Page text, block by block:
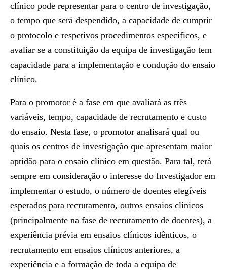
clínico pode representar para o centro de investigação,
o tempo que será despendido, a capacidade de cumprir
o protocolo e respetivos procedimentos específicos, e
avaliar se a constituição da equipa de investigação tem
capacidade para a implementação e condução do ensaio
clínico.
Para o promotor é a fase em que avaliará as três
variáveis, tempo, capacidade de recrutamento e custo
do ensaio. Nesta fase, o promotor analisará qual ou
quais os centros de investigação que apresentam maior
aptidão para o ensaio clínico em questão. Para tal, terá
sempre em consideração o interesse do Investigador em
implementar o estudo, o número de doentes elegíveis
esperados para recrutamento, outros ensaios clínicos
(principalmente na fase de recrutamento de doentes), a
experiência prévia em ensaios clínicos idênticos, o
recrutamento em ensaios clínicos anteriores, a
experiência e a formação de toda a equipa de